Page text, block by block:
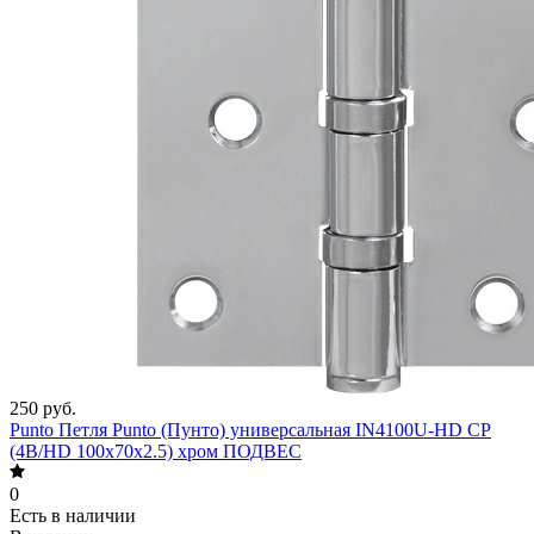
250 руб.
Punto Петля Punto (Пунто) универсальная IN4100U-HD CP
(4B/HD 100х70х2.5) хром ПОДВЕС
0
Есть в наличии